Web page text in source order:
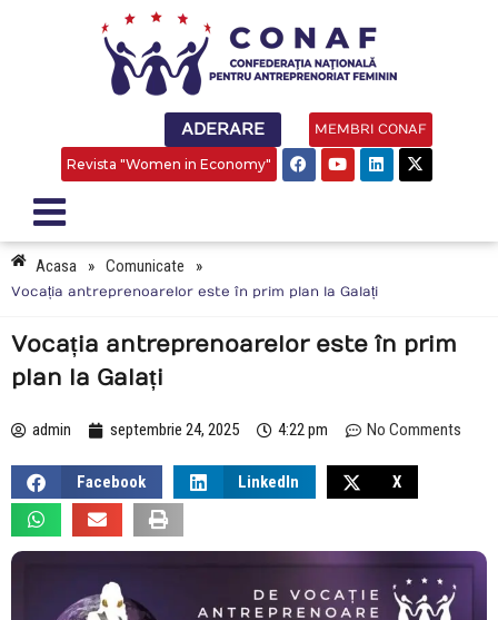
ADERARE MEMBRI CONAF
Revista "Women in Economy"
Acasa » Comunicate »
Vocația antreprenoarelor este în prim plan la Galați
Vocația antreprenoarelor este în prim
plan la Galați
admin septembrie 24, 2025 4:22 pm No Comments
Facebook LinkedIn X